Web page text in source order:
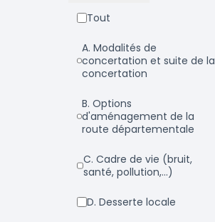
Tout
a. Modalités de
concertation et suite de la
concertation
b. Options
d'aménagement de la
route départementale
c. Cadre de vie (bruit,
santé, pollution,...)
d. Desserte locale